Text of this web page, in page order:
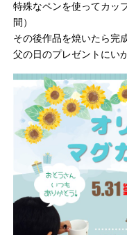
特殊なペンを使ってカッ
間）
その後作品を焼いたら完
父の日のプレゼントにい